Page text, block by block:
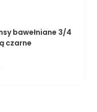
bawełniane 3/4
czarne